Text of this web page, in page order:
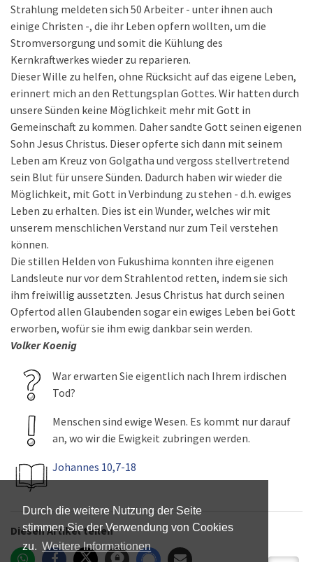
Durch die weitere Nutzung der Seite
stimmen Sie der Verwendung von Cookies
zu. Weitere Informationen
Strahlung meldeten sich 50 Arbeiter - unter ihnen auch
einige Christen -, die ihr Leben opfern wollten, um die
Stromversorgung und somit die Kühlung des
Kernkraftwerkes wieder zu reparieren.
Dieser Wille zu helfen, ohne Rücksicht auf das eigene Leben,
erinnert mich an den Rettungsplan Gottes. Wir hatten durch
unsere Sünden keine Möglichkeit mehr mit Gott in
Gemeinschaft zu kommen. Daher sandte Gott seinen eigenen
Sohn Jesus Christus. Dieser opferte sich dann mit seinem
Leben am Kreuz von Golgatha und vergoss stellvertretend
sein Blut für unsere Sünden. Dadurch haben wir wieder die
Möglichkeit, mit Gott in Verbindung zu stehen - d.h. ewiges
Leben zu erhalten. Dies ist ein Wunder, welches wir mit
unserem menschlichen Verstand nur zum Teil verstehen
können.
Die stillen Helden von Fukushima konnten ihre eigenen
Landsleute nur vor dem Strahlentod retten, indem sie sich
ihm freiwillig aussetzten. Jesus Christus hat durch seinen
Opfertod allen Glaubenden sogar ein ewiges Leben bei Gott
erworben, wofür sie ihm ewig dankbar sein werden.
Volker Koenig
War erwarten Sie eigentlich nach Ihrem irdischen
Tod?
Menschen sind ewige Wesen. Es kommt nur darauf
an, wo wir die Ewigkeit zubringen werden.
Johannes 10,7-18
Diesen Artikel teilen